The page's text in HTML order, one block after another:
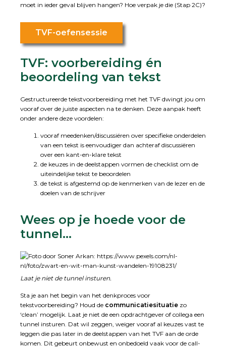
moet in ieder geval blijven hangen? Hoe verpak je die (Stap 2C)?
TVF-oefensessie
TVF: voorbereiding én
beoordeling van tekst
Gestructureerde tekstvoorbereiding met het TVF dwingt jou om
vooraf over de juiste aspecten na te denken. Deze aanpak heeft
onder andere deze voordelen:
vooraf meedenken/discussiëren over specifieke onderdelen
van een tekst is eenvoudiger dan achteraf discussiëren
over een kant-en-klare tekst
de keuzes in de deelstappen vormen de checklist om de
uiteindelijke tekst te beoordelen
de tekst is afgestemd op de kenmerken van de lezer en de
doelen van de schrijver
Wees op je hoede voor de
tunnel…
Laat je niet de tunnel insturen.
Sta je aan het begin van het denkproces voor
tekstvoorbereiding? Houd de communicatiesituatie zo
‘clean’ mogelijk. Laat je niet de een opdrachtgever of collega een
tunnel insturen. Dat wil zeggen, weiger vooraf al keuzes vast te
leggen die pas later in de deelstappen van het TVF aan de orde
komen. Dit gebeurt onbewust en onbedoeld vaak voor de call-